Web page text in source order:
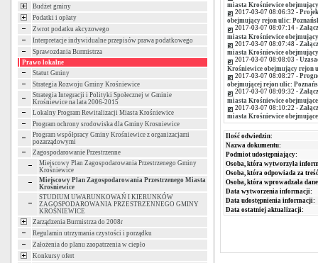
Budżet gminy
Podatki i opłaty
Zwrot podatku akcyzowego
Interpretacje indywidualne przepisów prawa podatkowego
Sprawozdania Burmistrza
Prawo lokalne
Statut Gminy
Strategia Rozwoju Gminy Krośniewice
Strategia Integracji i Polityki Społecznej w Gminie
Krośniewice na lata 2006-2015
Lokalny Program Rewitalizacji Miasta Krośniewice
Program ochrony srodowiska dla Gminy Krosniewice
Program współpracy Gminy Krośniewice z organizacjami
pozarządowymi
Zagospodarowanie Przestrzenne
Miejscowy Plan Zagospodarowania Przestrzenego Gminy
Krośniewice
Miejscowy Plan Zagospodarowania Przestrzenego Miasta
Krośniewice
STUDIUM UWARUNKOWAŃ I KIERUNKÓW
ZAGOSPODAROWANIA PRZESTRZENNEGO GMINY
KROŚNIEWICE
Zarządzenia Burmistrza do 2008r
Regulamin utrzymania czystości i porządku
Założenia do planu zaopatrzenia w ciepło
Konkursy ofert
miasta Krośniewice
2017-03-07 08:06:32 -
obejmujący rejon ulic:
2017-03-07 08:07:14 -
miasta Krośniewice
2017-03-07 08:07:48 -
miasta Krośniewice
2017-03-07 08:08:03 -
Krośniewice obejmujący rejon
2017-03-07 08:08:27 -
obejmującej rejon ulic:
2017-03-07 08:09:32 -
miasta Krośniewice
2017-03-07 08:10:22 -
miasta Krośniewice
Ilość odwiedzin:
Nazwa dokumentu:
Podmiot udostępniający:
Osoba, która wytworzyła
Osoba, która odpowiada za
Osoba, która wprowadzała
Data wytworzenia informacji:
Data udostępnienia informacji:
Data ostatniej aktualizacji: